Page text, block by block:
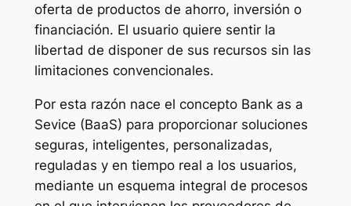
oferta de productos de ahorro, inversión o
financiación. El usuario quiere sentir la
libertad de disponer de sus recursos sin las
limitaciones convencionales.
Por esta razón nace el concepto Bank as a
Sevice (BaaS) para proporcionar soluciones
seguras, inteligentes, personalizadas,
reguladas y en tiempo real a los usuarios,
mediante un esquema integral de procesos